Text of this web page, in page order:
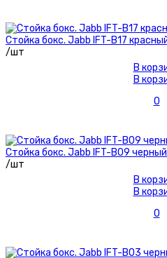
Стойка бокс. Jabb IFT-B17
/шт
В
В
0
Стойка бокс. Jabb IFT-B09
/шт
В
В
0